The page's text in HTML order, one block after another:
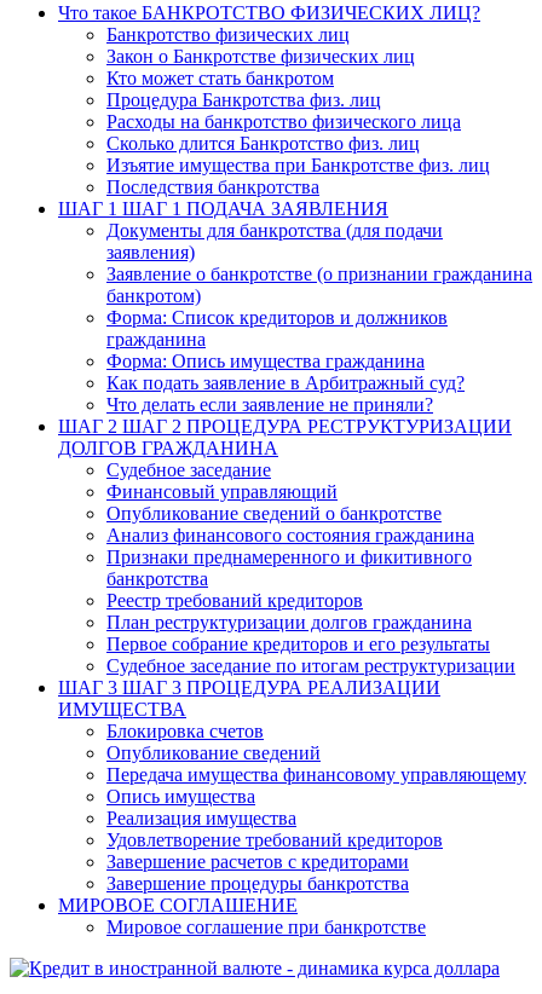
Что такое БАНКРОТСТВО ФИЗИЧЕСКИХ ЛИЦ?
Банкротство физических лиц
Закон о Банкротстве физических лиц
Кто может стать банкротом
Процедура Банкротства физ. лиц
Расходы на банкротство физического лица
Сколько длится Банкротство физ. лиц
Изъятие имущества при Банкротстве физ. лиц
Последствия банкротства
ШАГ 1 ШАГ 1 ПОДАЧА ЗАЯВЛЕНИЯ
Документы для банкротства (для подачи
заявления)
Заявление о банкротстве (о признании гражданина
банкротом)
Форма: Список кредиторов и должников
гражданина
Форма: Опись имущества гражданина
Как подать заявление в Арбитражный суд?
Что делать если заявление не приняли?
ШАГ 2 ШАГ 2 ПРОЦЕДУРА РЕСТРУКТУРИЗАЦИИ
ДОЛГОВ ГРАЖДАНИНА
Судебное заседание
Финансовый управляющий
Опубликование сведений о банкротстве
Анализ финансового состояния гражданина
Признаки преднамеренного и фикитивного
банкротства
Реестр требований кредиторов
План реструктуризации долгов гражданина
Первое собрание кредиторов и его результаты
Судебное заседание по итогам реструктуризации
ШАГ 3 ШАГ 3 ПРОЦЕДУРА РЕАЛИЗАЦИИ
ИМУЩЕСТВА
Блокировка счетов
Опубликование сведений
Передача имущества финансовому управляющему
Опись имущества
Реализация имущества
Удовлетворение требований кредиторов
Завершение расчетов с кредиторами
Завершение процедуры банкротства
МИРОВОЕ СОГЛАШЕНИЕ
Мировое соглашение при банкротстве